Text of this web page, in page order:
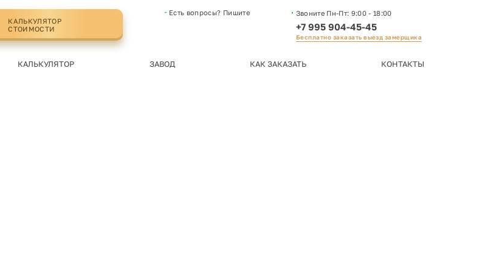
КАЛЬКУЛЯТОР
СТОИМОСТИ
Есть вопросы? Пишите Звоните Пн-Пт: 9:00 - 18:00
+7 995 904-45-45
Бесплатно заказать выезд замерщика
КАЛЬКУЛЯТОР ЗАВОД КАК ЗАКАЗАТЬ КОНТАКТЫ